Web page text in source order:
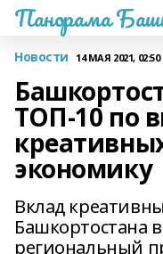
Панорама
Новости 14 МАЯ 2021, 02:50
ТОП-10 по
экономику
Вклад
Башкортостана
региональный